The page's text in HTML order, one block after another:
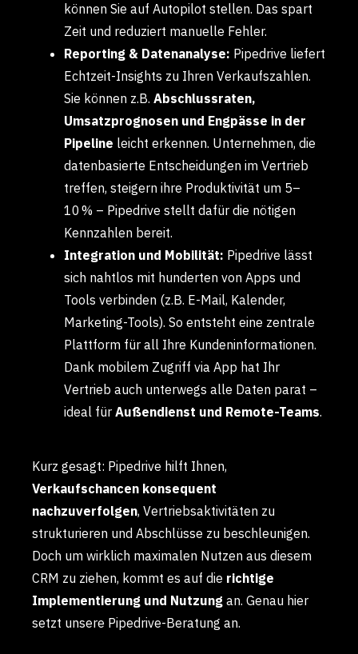
können Sie auf Autopilot stellen. Das spart
Zeit und reduziert manuelle Fehler.
Reporting & Datenanalyse: Pipedrive liefert
Echtzeit-Insights zu Ihren Verkaufszahlen.
Sie können z.B. Abschlussraten,
Umsatzprognosen und Engpässe in der
Pipeline leicht erkennen. Unternehmen, die
datenbasierte Entscheidungen im Vertrieb
treffen, steigern ihre Produktivität um 5–
10 % – Pipedrive stellt dafür die nötigen
Kennzahlen bereit.
Integration und Mobilität: Pipedrive lässt
sich nahtlos mit hunderten von Apps und
Tools verbinden (z.B. E-Mail, Kalender,
Marketing-Tools). So entsteht eine zentrale
Plattform für all Ihre Kundeninformationen.
Dank mobilem Zugriff via App hat Ihr
Vertrieb auch unterwegs alle Daten parat –
ideal für Außendienst und Remote-Teams.
Kurz gesagt: Pipedrive hilft Ihnen,
Verkaufschancen konsequent
nachzuverfolgen, Vertriebsaktivitäten zu
strukturieren und Abschlüsse zu beschleunigen.
Doch um wirklich maximalen Nutzen aus diesem
CRM zu ziehen, kommt es auf die richtige
Implementierung und Nutzung an. Genau hier
setzt unsere Pipedrive-Beratung an.